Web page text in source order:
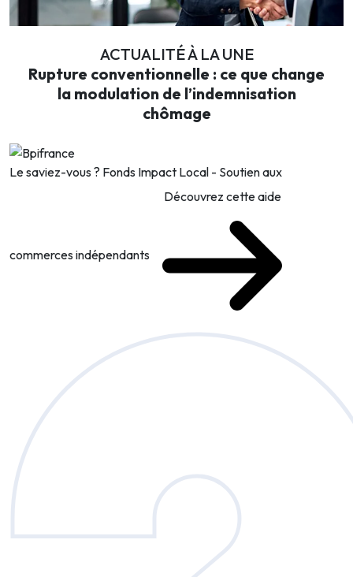
ACTUALITÉ À LA UNE
Rupture conventionnelle : ce que change
la modulation de l’indemnisation
chômage
Le saviez-vous ? Fonds Impact Local - Soutien aux
commerces indépendants
Découvrez cette aide